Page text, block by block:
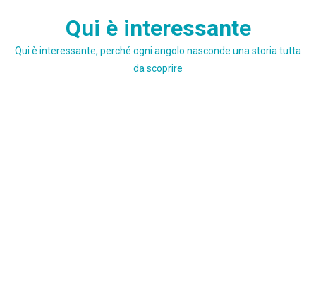
Qui è interessante
Qui è interessante, perché ogni angolo nasconde una storia tutta
da scoprire